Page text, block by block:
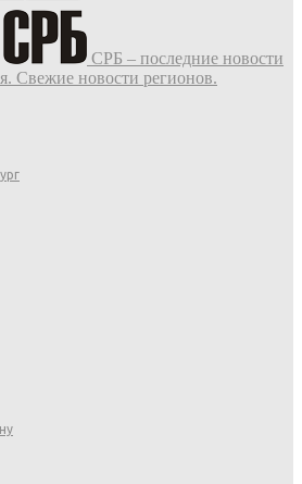
СРБ – последние новости
Свежие новости регионов.